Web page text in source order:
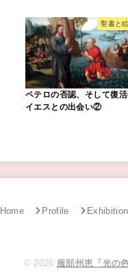
聖書と
ペテロの否認、そして復
イエスとの出会い②
Home Profile Exhibition
© 2026 服部州恵『光の